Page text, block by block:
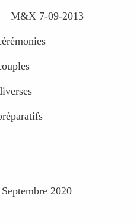
– M&X 7-09-2013
2020